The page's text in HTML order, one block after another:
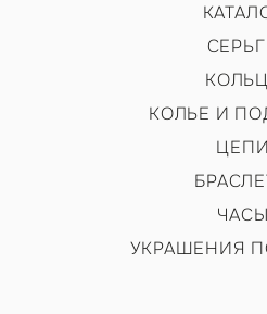
КОЛЬЕ И
ЦЕПИ
ЧАСЫ
УКРАШЕНИЯ